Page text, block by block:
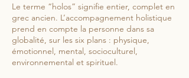
Le terme “holos” signifie entier, complet en
grec ancien. L’accompagnement holistique
prend en compte la personne dans sa
globalité, sur les six plans : physique,
émotionnel, mental, socioculturel,
environnemental et spirituel.